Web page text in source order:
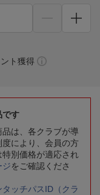
ト獲得
です
品は、各クラブが導
により、会員の方
別価格が適応され
ジをご確認くださ
タッチパスID（クラ